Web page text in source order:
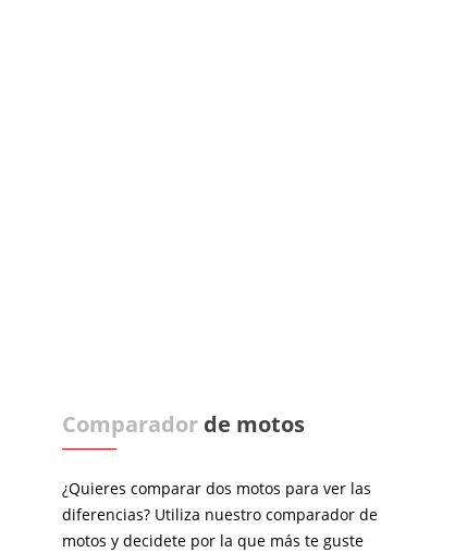
Comparador de motos
¿Quieres comparar dos motos para ver las
diferencias? Utiliza nuestro comparador de
motos y decidete por la que más te guste